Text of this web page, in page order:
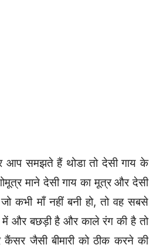
आप समझते हैं थोडा तो देसी गाय के
माने देसी गाय का मूत्र और देसी
कभी माँ नहीं बनी हो, तो वह सबसे
में और बछड़ी है और काले रंग की है तो
कैंसर जैसी बीमारी को ठीक करने की